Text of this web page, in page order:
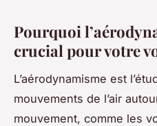
Pourquoi
crucial pour votre
L’aérodynamisme est
mouvements de l’air
mouvement, comme les